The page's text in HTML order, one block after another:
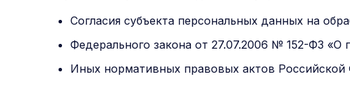
Согласия субъекта персональных данных на
Федерального закона от 27.07.2006 № 152-ФЗ «О
Иных нормативных правовых актов